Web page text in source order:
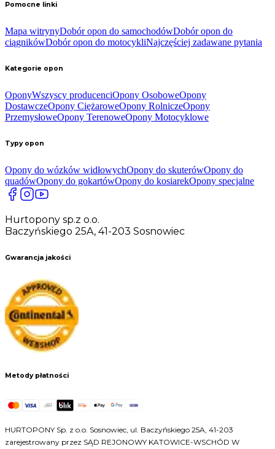
Pomocne linki
Mapa witrynyDobór opon do samochodówDobór opon do
ciągnikówDobór opon do motocykliNajczęściej zadawane pytania
Kategorie opon
OponyWszyscy producenciOpony OsoboweOpony
DostawczeOpony CiężaroweOpony RolniczeOpony
PrzemysłoweOpony TerenoweOpony Motocyklowe
Typy opon
Opony do wózków widłowychOpony do skuterówOpony do
quadówOpony do gokartówOpony do kosiarekOpony specjalne
Hurtopony sp.z o.o.
Baczyńskiego 25A, 41-203 Sosnowiec
Gwarancja jakości
Metody płatności
HURTOPONY Sp. z o.o. Sosnowiec, ul. Baczyńskiego 25A, 41-203
zarejestrowany przez SĄD REJONOWY KATOWICE-WSCHÓD W